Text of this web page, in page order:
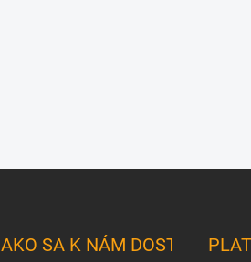
AKO SA K NÁM DOSTANETE